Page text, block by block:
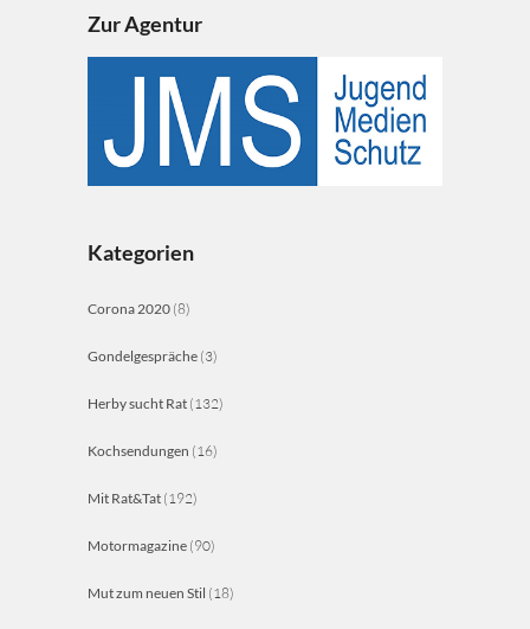
Zur Agentur
Kategorien
Corona 2020 (8)
Gondelgespräche (3)
Herby sucht Rat (132)
Kochsendungen (16)
Mit Rat&Tat (192)
Motormagazine (90)
Mut zum neuen Stil (18)